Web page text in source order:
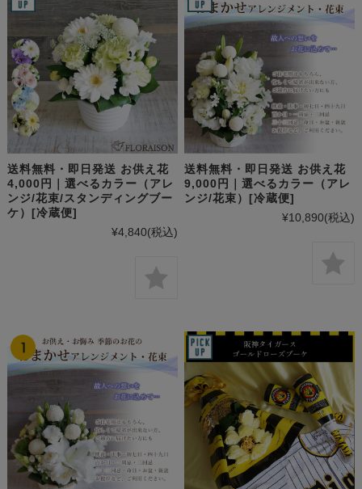
送料無料・即日発送 お供え花
4,000円｜選べるカラー（アレ
ンジ/花束/スタンディングブー
ケ）[冷蔵便]
¥4,840(税込)
送料無料・即日発送 お供え花
9,000円｜選べるカラー（アレ
ンジ/花束）[冷蔵便]
¥10,890(税込)